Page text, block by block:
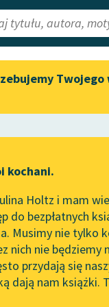
Lektury
redakcyjne w
102.
Twojego
kochani.
Holtz i mam
do bezpłatnych
Musimy nie tylko
nich nie
przydają się
dają nam książki.
✖